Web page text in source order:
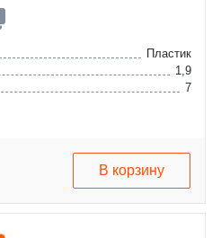
Пластик
1,9
7
В корзину